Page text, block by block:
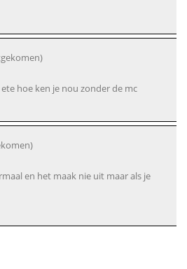
hoe ken je nou zonder de mc
en het maak nie uit maar als je